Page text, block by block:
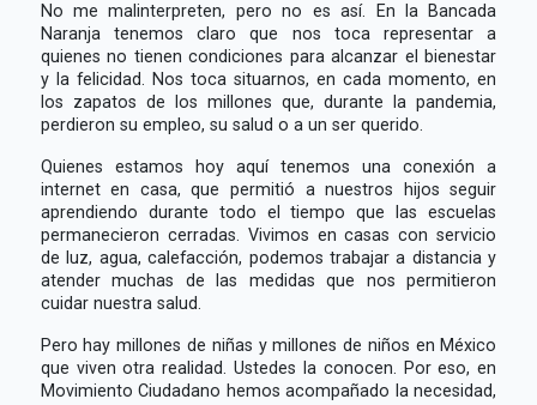
No me malinterpreten, pero no es así. En la Bancada
Naranja tenemos claro que nos toca representar a
quienes no tienen condiciones para alcanzar el bienestar
y la felicidad. Nos toca situarnos, en cada momento, en
los zapatos de los millones que, durante la pandemia,
perdieron su empleo, su salud o a un ser querido.
Quienes estamos hoy aquí tenemos una conexión a
internet en casa, que permitió a nuestros hijos seguir
aprendiendo durante todo el tiempo que las escuelas
permanecieron cerradas. Vivimos en casas con servicio
de luz, agua, calefacción, podemos trabajar a distancia y
atender muchas de las medidas que nos permitieron
cuidar nuestra salud.
Pero hay millones de niñas y millones de niños en México
que viven otra realidad. Ustedes la conocen. Por eso, en
Movimiento Ciudadano hemos acompañado la necesidad,